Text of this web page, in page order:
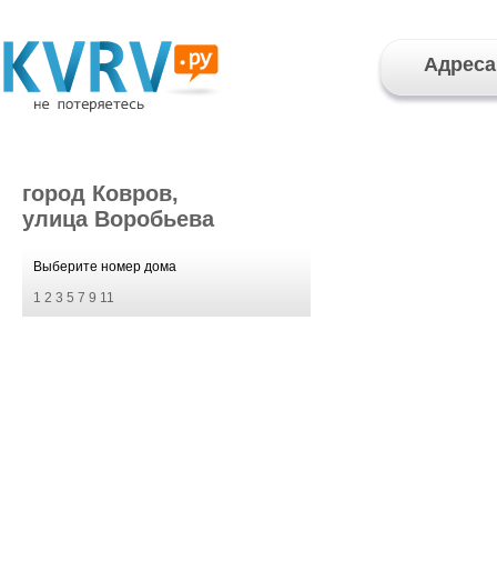
Адреса
город Ковров,
улица Воробьева
Выберите номер дома
1 2 3 5 7 9 11